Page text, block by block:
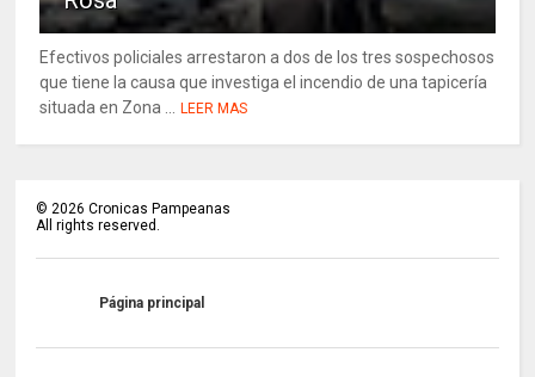
Efectivos policiales arrestaron a dos de los tres sospechosos
que tiene la causa que investiga el incendio de una tapicería
situada en Zona ... LEER MAS
©2026 Cronicas Pampeanas
All rights reserved.
Página principal